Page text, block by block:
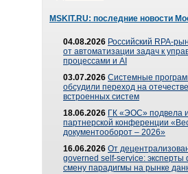
MSKIT.RU: последние новости
04.08.2026 Российский RPA-
от автоматизации задач к
процессами и AI
03.07.2026 Системные
обсудили переход на
встроенных систем
18.06.2026 ГК «ЭОС» подвела
партнерской конференции
документооборот – 2026»
16.06.2026 От
governed self-service: эксперты
смену парадигмы на рынке